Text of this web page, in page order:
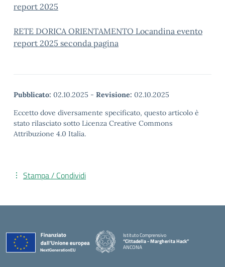
report 2025
RETE DORICA ORIENTAMENTO Locandina evento
report 2025 seconda pagina
Pubblicato: 02.10.2025 - Revisione: 02.10.2025
Eccetto dove diversamente specificato, questo articolo è
stato rilasciato sotto Licenza Creative Commons
Attribuzione 4.0 Italia.
Stampa / Condividi
Istituto Comprensivo
“Cittadella - Margherita Hack”
ANCONA